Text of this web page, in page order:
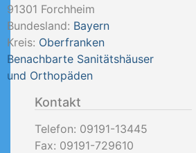
91301 Forchheim
Bundesland: Bayern
Kreis: Oberfranken
Benachbarte Sanitätshäuser
und Orthopäden
Kontakt
Telefon: 09191-13445
Fax: 09191-729610